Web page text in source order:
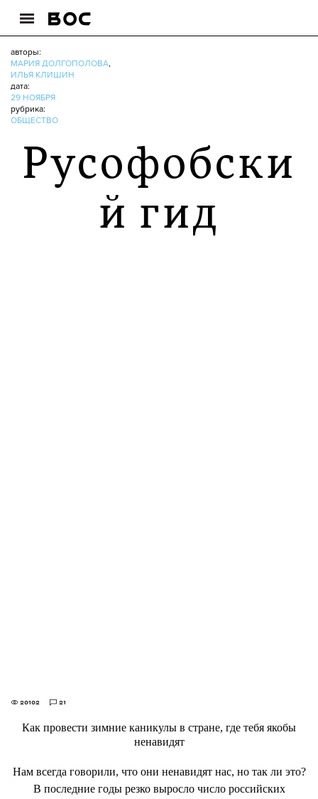
авторы:
МАРИЯ ДОЛГОПОЛОВА,
ИЛЬЯ КЛИШИН
дата:
29 НОЯБРЯ
рубрика:
ОБЩЕСТВО
Русофобски
й гид
20102 21
Как провести зимние каникулы в стране, где тебя якобы
ненавидят
Нам всегда говорили, что они ненавидят нас, но так ли это?
В последние годы резко выросло число российских